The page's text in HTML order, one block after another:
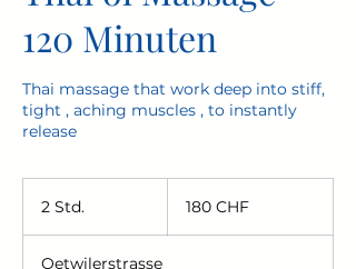
120 Minuten
Thai massage that work deep into stiff,
tight , aching muscles , to instantly
release
2 Std.
Franken
180 CHF
Oetwilerstrasse